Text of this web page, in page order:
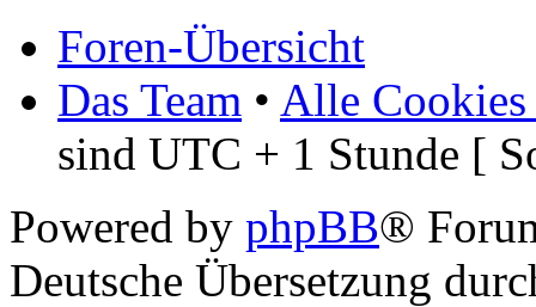
Foren-Übersicht
Das Team • Alle Cookies
sind UTC + 1 Stunde [
Powered by phpBB®
Deutsche Übersetzung